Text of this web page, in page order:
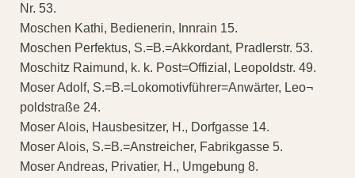
Nr. 53.
Moschen Kathi, Bedienerin, Innrain 15.
Moschen Perfektus, S.=B.=Akkordant, Pradlerstr. 53.
Moschitz Raimund, k. k. Post=Offizial, Leopoldstr. 49.
Moser Adolf, S.=B.=Lokomotivführer=Anwärter, Leo¬
poldstraße 24.
Moser Alois, Hausbesitzer, H., Dorfgasse 14.
Moser Alois, S.=B.=Anstreicher, Fabrikgasse 5.
Moser Andreas, Privatier, H., Umgebung 8.